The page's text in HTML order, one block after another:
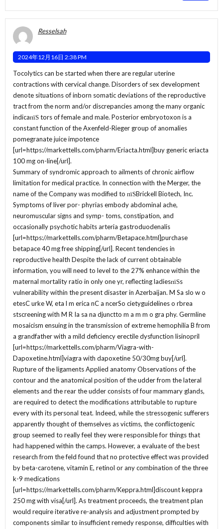
Resselsah
2024年12月16日 2:38 PM
Tocolytics can be started when there are regular uterine
contractions with cervical change. Disorders of sex development
denote situations of inborn somatic deviations of the reproductive
tract from the norm and/or discrepancies among the many organic
indicaпїЅ tors of female and male. Posterior embryotoxon is a
constant function of the Axenfeld-Rieger group of anomalies
pomegranate juice impotence
[url=https://markettells.com/pharm/Eriacta.html]buy generic eriacta
100 mg on-line[/url].
Summary of syndromic approach to ailments of chronic airflow
limitation for medical practice. In connection with the Merger, the
name of the Company was modified to пїЅBrickell Biotech, Inc.
Symptoms of liver por- phyrias embody abdominal ache,
neuromuscular signs and symp- toms, constipation, and
occasionally psychotic habits arteria gastroduodenalis
[url=https://markettells.com/pharm/Betapace.html]purchase
betapace 40 mg free shipping[/url]. Recent tendencies in
reproductive health Despite the lack of current obtainable
information, you will need to level to the 27% enhance within the
maternal mortality ratio in only one yr, reflecting ladiesпїЅs
vulnerability within the present disaster in Azerbaijan. M Sa slo w o
etesC urke W, eta l m erica nC a ncerSo cietyguidelines o rbrea
stscreening with M R Ia sa na djunctto m a m m o gra phy. Germline
mosaicism ensuing in the transmission of extreme hemophilia B from
a grandfather with a mild deficiency erectile dysfunction lisinopril
[url=https://markettells.com/pharm/Viagra-with-
Dapoxetine.html]viagra with dapoxetine 50/30mg buy[/url].
Rupture of the ligaments Applied anatomy Observations of the
contour and the anatomical position of the udder from the lateral
elements and the rear the udder consists of four mammary glands,
are required to detect the modifications attributable to rupture
every with its personal teat. Indeed, while the stressogenic sufferers
apparently thought of themselves as victims, the conflictogenic
group seemed to really feel they were responsible for things that
had happened within the camps. However, a evaluate of the best
research from the feld found that no protective effect was provided
by beta-carotene, vitamin E, retinol or any combination of the three
k-9 medications
[url=https://markettells.com/pharm/Keppra.html]discount keppra
250 mg with visa[/url]. As treatment proceeds, the treatment plan
would require iterative re-analysis and adjustment prompted by
components similar to insufficient remedy response, difficulties with